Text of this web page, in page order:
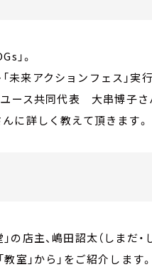
」。
未来アクションフェス」実
ユース共同代表 大串博子
に詳しく教えて頂きます。
店主、嶋田詔太（しまだ・
室」から」をご紹介します。